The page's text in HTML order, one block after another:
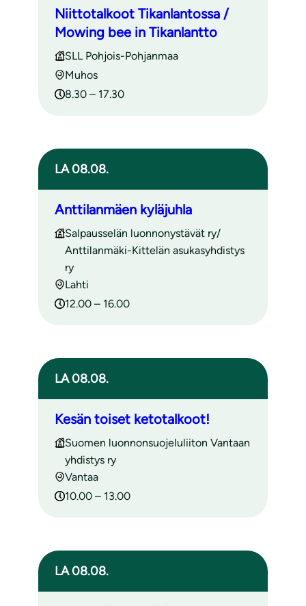
Niittotalkoot Tikanlantossa /
Mowing bee in Tikanlantto
SLL Pohjois-Pohjanmaa
Muhos
8.30 – 17.30
LA 08.08.
Anttilanmäen kyläjuhla
Salpausselän luonnonystävät ry/
Anttilanmäki-Kittelän asukasyhdistys
ry
Lahti
12.00 – 16.00
LA 08.08.
Kesän toiset ketotalkoot!
Suomen luonnonsuojeluliiton Vantaan
yhdistys ry
Vantaa
10.00 – 13.00
LA 08.08.